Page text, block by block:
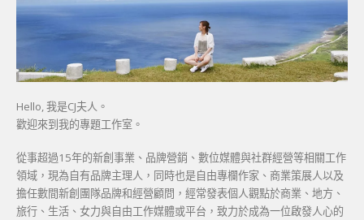
Hello, 我是CJ夫人。
歡迎來到我的專題工作室。
從事超過15年的新創事業、品牌營銷、數位媒體與社群經營等相關工作
領域，現為自有品牌主理人，同時也是自由專欄作家、商業策展人以及
擔任數間新創團隊品牌和經營顧問，經常發表個人觀點於商業、地方、
旅行、生活、女力與自由工作媒體或平台，致力於成為一位啟發人心的